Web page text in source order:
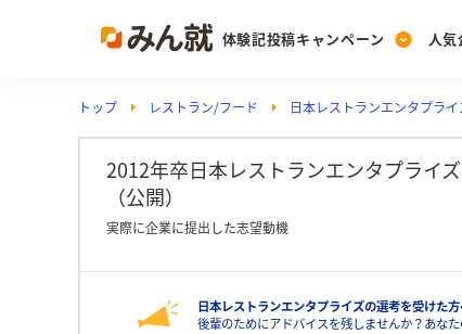
体験記投稿キャンペーン
Post
投稿する
人
Ranking
ランキングを見る
PickUp
注目の企業特集
動画で知ろう！業
トップ レストラン/フード 日本レストランエンタプラ
2012年卒日本レストランエンタプライ
（公開）
実際に企業に提出した志望動機
日本レストランエンタプライズの選考を受けた
後輩のためにアドバイスを残しませんか？あな